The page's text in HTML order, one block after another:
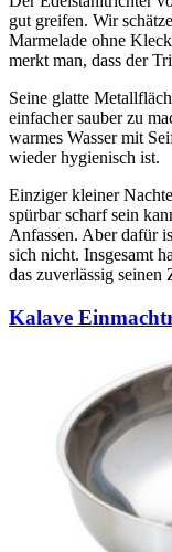
gut greifen. Wir
Marmelade ohne
merkt man, dass der
Seine glatte
einfacher sauber zu
warmes Wasser mit
wieder hygienisch ist.
Einziger kleiner
spürbar scharf sein
Anfassen. Aber dafür
sich nicht. Insgesamt
das zuverlässig
Kalave